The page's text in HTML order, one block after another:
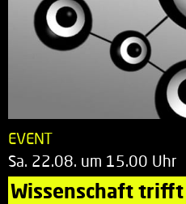
EVENT
Sa. 22.08. um 15.00 Uhr
Wissenschaft trifft